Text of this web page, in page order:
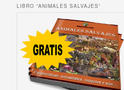
LIBRO “ANIMALES SALVAJES”